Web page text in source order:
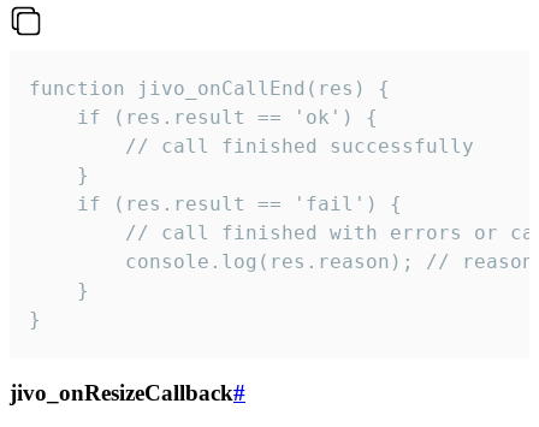
function jivo_onCallEnd(res) {
    if (res.result == 'ok') {
        // call finished successfully
    }
    if (res.result == 'fail') {
// call finished with errors or
console.log(res.reason); //
    }
}
jivo_onResizeCallback#